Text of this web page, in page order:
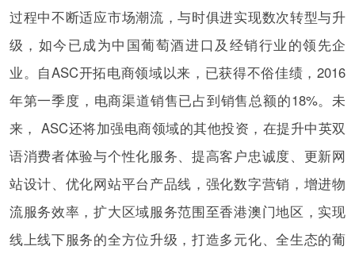
过程中不断适应市场潮流，与时俱进实现数次转型与升
级，如今已成为中国葡萄酒进口及经销行业的领先企
业。自ASC开拓电商领域以来，已获得不俗佳绩，2016
年第一季度，电商渠道销售已占到销售总额的18%。未
来， ASC还将加强电商领域的其他投资，在提升中英双
语消费者体验与个性化服务、提高客户忠诚度、更新网
站设计、优化网站平台产品线，强化数字营销，增进物
流服务效率，扩大区域服务范围至香港澳门地区，实现
线上线下服务的全方位升级，打造多元化、全生态的葡